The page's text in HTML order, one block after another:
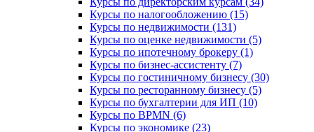
Курсы по налогообложению (15)
Курсы по недвижимости (131)
Курсы по оценке недвижимости (5)
Курсы по ипотечному брокеру (1)
Курсы по бизнес-ассистенту (7)
Курсы по гостиничному бизнесу (30)
Курсы по ресторанному бизнесу (5)
Курсы по бухгалтерии для ИП (10)
Курсы по BPMN (6)
Курсы по экономике (23)